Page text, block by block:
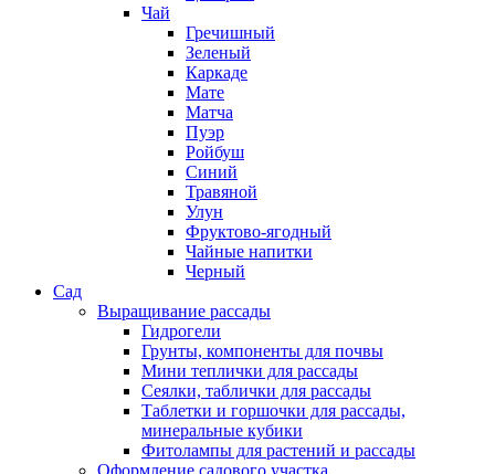
Чай
Гречишный
Зеленый
Каркаде
Мате
Матча
Пуэр
Ройбуш
Синий
Травяной
Улун
Фруктово-ягодный
Чайные напитки
Черный
Сад
Выращивание рассады
Гидрогели
Грунты, компоненты для почвы
Мини теплички для рассады
Сеялки, таблички для рассады
Таблетки и горшочки для рассады,
минеральные кубики
Фитолампы для растений и рассады
Оформление садового участка